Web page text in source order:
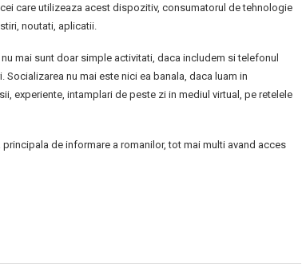
care utilizeaza acest dispozitiv, consumatorul de tehnologie
noutati, aplicatii.
mai sunt doar simple activitati, daca includem si telefonul
nu mai este nici ea banala, daca luam in
experiente, intamplari de peste zi in mediul virtual, pe retelele
de informare a romanilor, tot mai multi avand acces